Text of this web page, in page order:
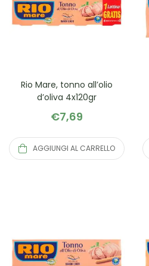
Rio Mare, tonno all’olio
d’oliva 4x120gr
€7,69
AGGIUNGI AL CARRELLO